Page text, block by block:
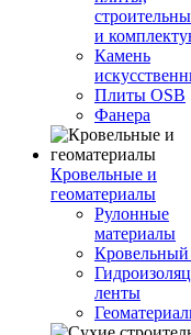
и
Камень
Плиты OSB
Фанера
Кровельные и
геоматериалы
Рулонные
материалы
ленты